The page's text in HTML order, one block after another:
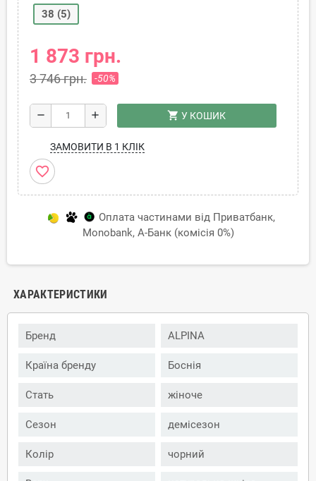
38 (5)
1 873 грн.
3 746 грн. -50%
remove add shopping_cart У КОШИК
ЗАМОВИТИ В 1 КЛІК
favorite_border
Оплата частинами від Приватбанк,
Monobank, А-Банк (комісія 0%)
ХАРАКТЕРИСТИКИ
Бренд ALPINA
Країна бренду Боснія
Стать жіноче
Сезон демісезон
Колір чорний